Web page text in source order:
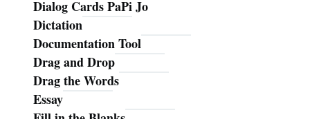
Dialog Cards PaPi Jo
Dictation
Documentation Tool
Drag and Drop
Drag the Words
Essay